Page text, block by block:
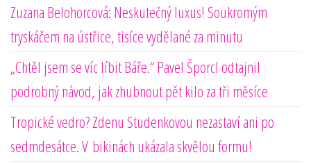
Zuzana Belohorcová: Neskutečný luxus! Soukromým
tryskáčem na ústřice, tisíce vydělané za minutu
„Chtěl jsem se víc líbit Báře.“ Pavel Šporcl odtajnil
podrobný návod, jak zhubnout pět kilo za tři měsíce
Tropické vedro? Zdenu Studenkovou nezastaví ani po
sedmdesátce. V bikinách ukázala skvělou formu!